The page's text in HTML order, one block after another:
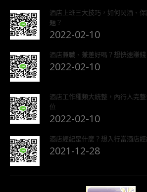
酒店上班三大技巧，如何閃酒、
題？
2022-02-10
酒店兼職、兼差好嗎？想快速賺錢
2022-02-10
酒店工作種類大統整，內行人完
位
2022-02-10
酒店經紀是什麼？想入行當酒店
2021-12-28